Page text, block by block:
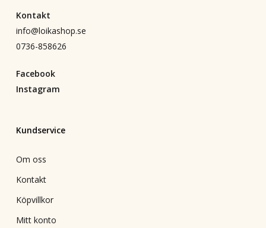
Kontakt
info@loikashop.se
0736-858626
Facebook
Instagram
Kundservice
Om oss
Kontakt
Köpvillkor
Mitt konto